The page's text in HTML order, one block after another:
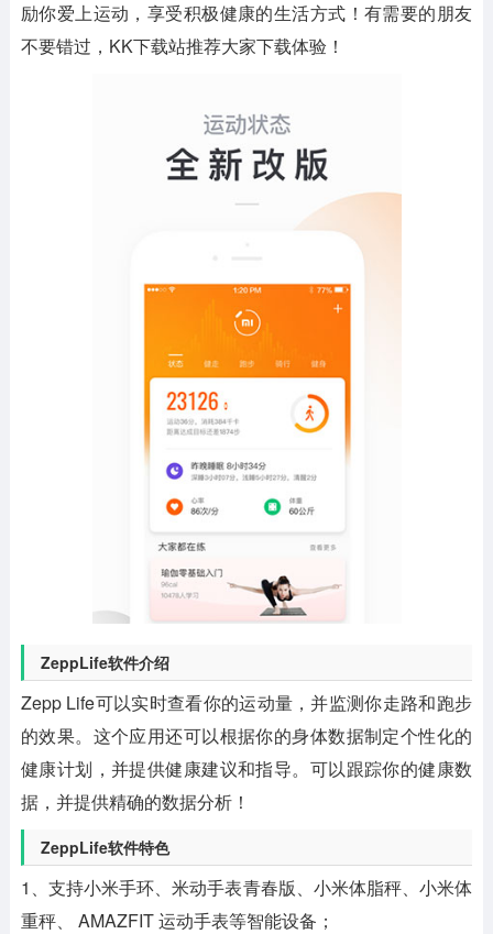
励你爱上运动，享受积极健康的生活方式！有需要的朋友
不要错过，KK下载站推荐大家下载体验！
ZeppLife软件介绍
Zepp Life可以实时查看你的运动量，并监测你走路和跑步
的效果。这个应用还可以根据你的身体数据制定个性化的
健康计划，并提供健康建议和指导。可以跟踪你的健康数
据，并提供精确的数据分析！
ZeppLife软件特色
1、支持小米手环、米动手表青春版、小米体脂秤、小米体
重秤、 AMAZFIT 运动手表等智能设备；